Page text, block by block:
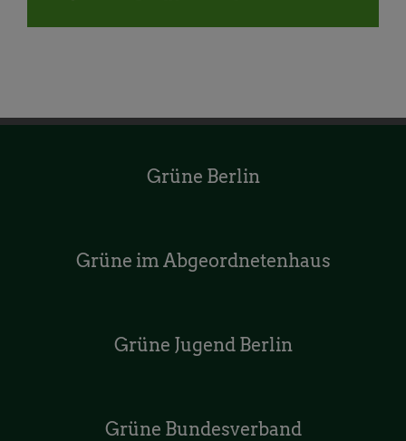
Grüne Berlin
Grüne im Abgeordnetenhaus
Grüne Jugend Berlin
Grüne Bundesverband